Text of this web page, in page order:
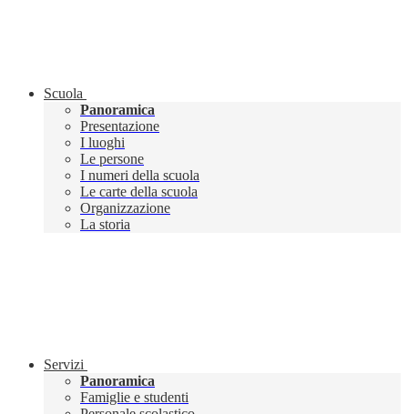
Scuola
Panoramica
Presentazione
I luoghi
Le persone
I numeri della scuola
Le carte della scuola
Organizzazione
La storia
Servizi
Panoramica
Famiglie e studenti